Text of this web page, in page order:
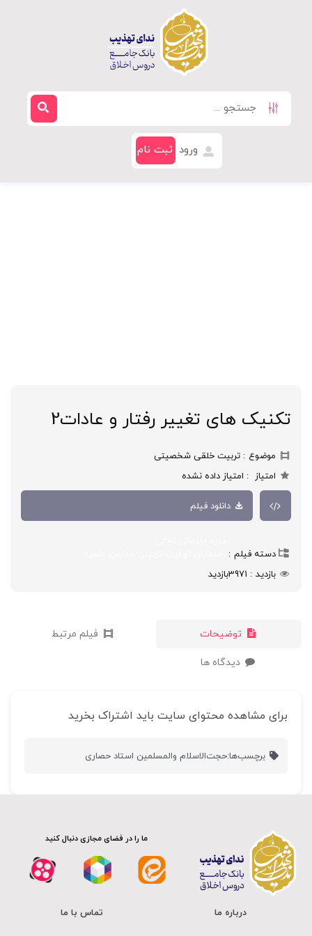
ورود ثبت نام
تکنیک های تغییر رفتار و عادات2
موضوع
تربیت خلقی شخصیتی
امتیاز
امتیاز داده نشده
دانلود فیلم
دسته فیلم
بازدید
3971بازدید
توضیحات فیلم مرتبط
دیدگاه ها
برای مشاهده محتوای سایت باید اشتراک بخرید
برچسب‌ها:حجت‌الاسلام والمسلمین استاد حصاری
ما را در فضای مجازی دنبال کنید
درباره ما تماس با ما